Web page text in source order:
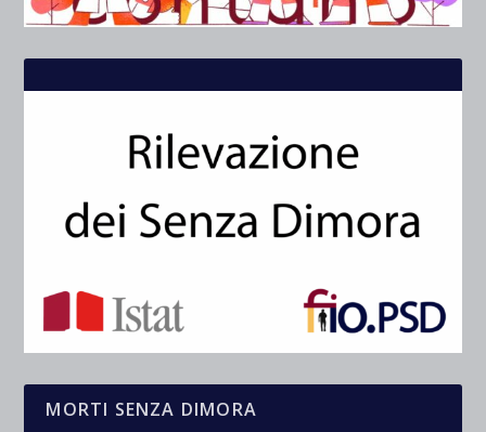
MORTI SENZA DIMORA